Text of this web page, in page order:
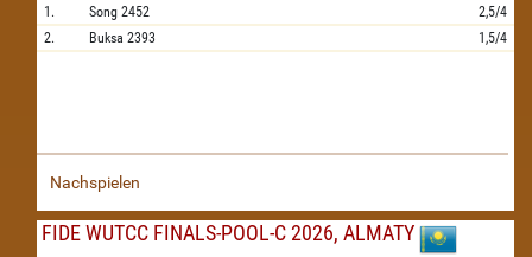
1. Song 2452
2,5/4
2.
Buksa 2393 1,5/4
Nachspielen
FIDE WUTCC FINALS-POOL-C 2026, ALMATY